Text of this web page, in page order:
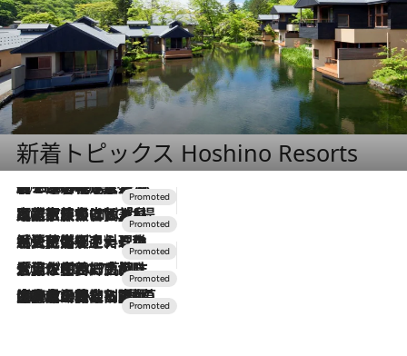
新着トピックス Hoshino Resorts
2026.8.7
【トンボの足水浴】ヒノキの香りに包まれて涼感マックス！約13℃の湧水かけ流しを避暑地「星野温泉 トンボの湯」で体験
2026.7.31
【ホテル帰省】という選択肢をOMOが提案。家族とほどよい距離を保つには「昼は実家、夜は気兼ねなくホテルで！」
2026.7.24
【夏限定ディナーコース】旬を迎える稚鮎や花ズッキーニなどをイタリア・トスカーナの郷土料理の手法で満喫！
2026.7.17
「土佐和ハーブかき氷」がOMO7高知に登場！生姜、山椒、大葉など目にも舌にも涼を呼ぶ郷土の味
2026.7.10
NEW OPEN！【界 草津】名湯の地に誕生。趣の異なる2種の温泉と上州ならではの会席・蕎麦割烹など美食を味わう究極の癒やし旅